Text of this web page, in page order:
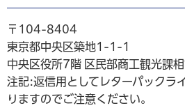
〒104-8404
東京都中央区築地1-1-1
中央区役所7階 区民部商工観光課
注記:返信用としてレターパックラ
りますのでご注意ください。